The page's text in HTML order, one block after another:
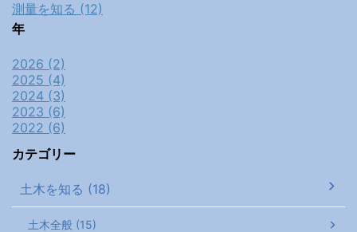
測量を知る (12)
年
2026 (2)
2025 (4)
2024 (3)
2023 (6)
2022 (6)
カテゴリー
土木を知る (18)
土木全般 (15)